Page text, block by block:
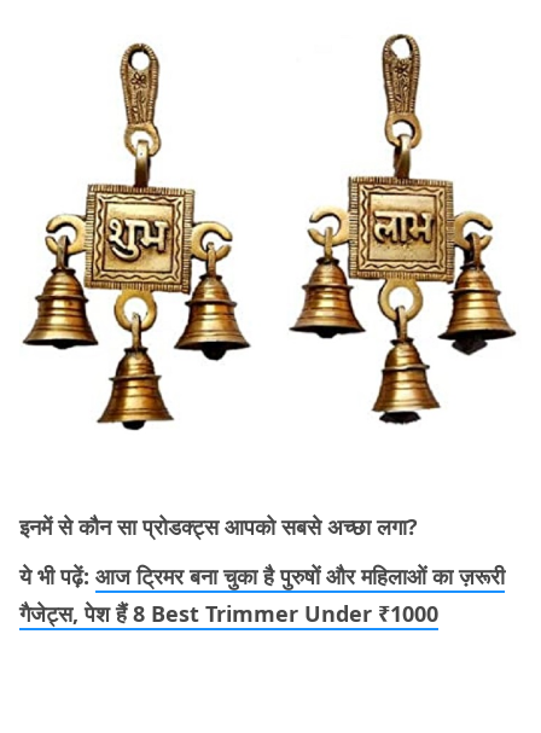
इनमें से कौन सा प्रोडक्ट्स आपको सबसे अच्छा लगा?
ये भी पढ़ें: आज ट्रिमर बना चुका है पुरुषों और महिलाओं का ज़रूरी
गैजेट्स, पेश हैं 8 Best Trimmer Under ₹1000